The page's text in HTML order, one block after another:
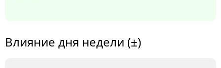
Влияние дня недели (±)